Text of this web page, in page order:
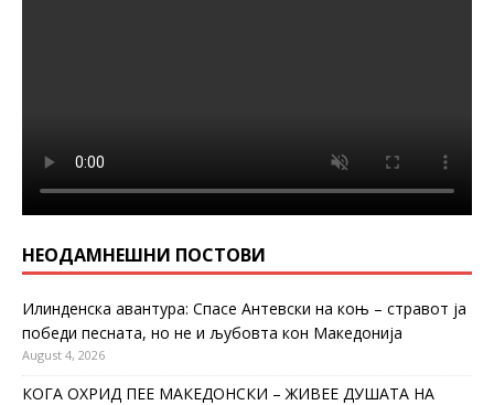
НЕОДАМНЕШНИ ПОСТОВИ
Илинденска авантура: Спасе Антевски на коњ – стравот ја
победи песната, но не и љубовта кон Македонија
August 4, 2026
КОГА ОХРИД ПЕЕ МАКЕДОНСКИ – ЖИВЕЕ ДУШАТА НА